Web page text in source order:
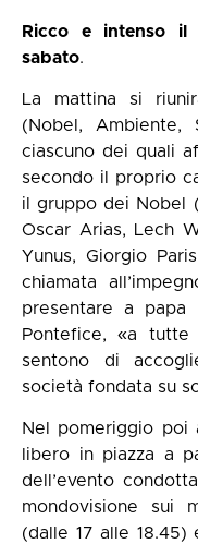
Ricco e intenso il
sabato.
La mattina si
(Nobel, Ambiente,
ciascuno dei quali
secondo il proprio
il gruppo dei Nobel
Oscar Arias, Lech
Yunus, Giorgio
chiamata
presentare a papa
Pontefice, «a
sentono di
società fondata su
Nel pomeriggio poi
libero in piazza a
dell’evento
mondovisione sui
(dalle 17 alle